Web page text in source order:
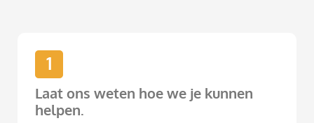
1
Laat ons weten hoe we je kunnen
helpen.